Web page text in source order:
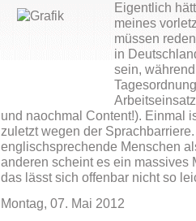
Eigentlich
meines
müssen
in
sein,
und naochmal Content!). Einmal
zuletzt wegen der
englischsprechende Menschen
anderen scheint es ein massives
das lässt sich offenbar nicht so
Montag, 07. Mai 2012